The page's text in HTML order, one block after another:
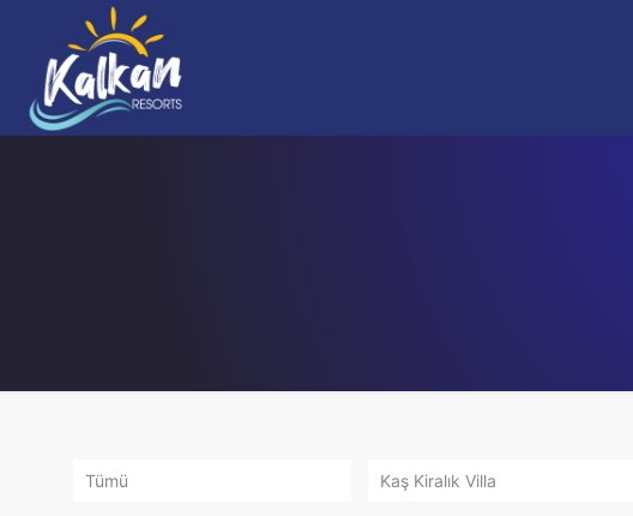
Tümü Kaş Kiralık Villa